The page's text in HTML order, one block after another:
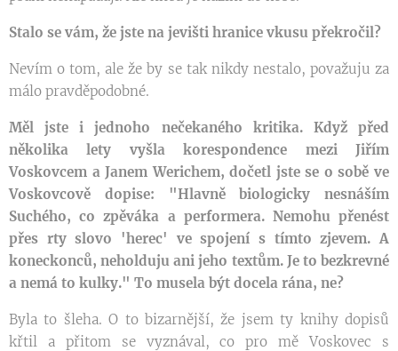
Stalo se vám, že jste na jevišti hranice vkusu překročil?
Nevím o tom, ale že by se tak nikdy nestalo, považuju za
málo pravděpodobné.
Měl jste i jednoho nečekaného kritika. Když před
několika lety vyšla korespondence mezi Jiřím
Voskovcem a Janem Werichem, dočetl jste se o sobě ve
Voskovcově dopise: "Hlavně biologicky nesnáším
Suchého, co zpěváka a performera. Nemohu přenést
přes rty slovo 'herec' ve spojení s tímto zjevem. A
koneckonců, neholduju ani jeho textům. Je to bezkrevné
a nemá to kulky." To musela být docela rána, ne?
Byla to šleha. O to bizarnější, že jsem ty knihy dopisů
křtil a přitom se vyznával, co pro mě Voskovec s